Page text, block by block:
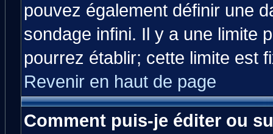
pouvez également définir une
sondage infini. Il y a une limite
pourrez établir; cette limite est
Revenir en haut de page
Comment puis-je éditer ou